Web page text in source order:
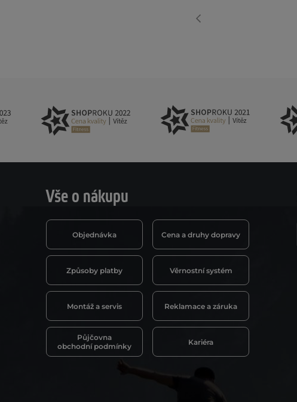
Vše o nákupu
Objednávka Cena a druhy dopravy
Způsoby platby Věrnostní systém
Montáž a servis Reklamace a záruka
Půjčovna
obchodní podmínky
Kariéra